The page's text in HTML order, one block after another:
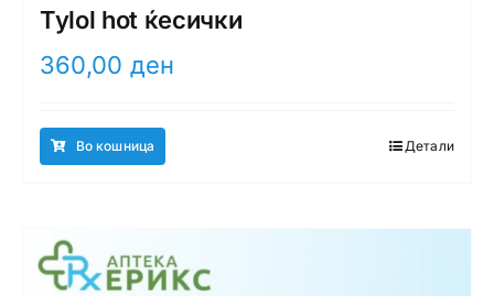
Tylol hot ќесички
360,00 ден
Во кошница Детали